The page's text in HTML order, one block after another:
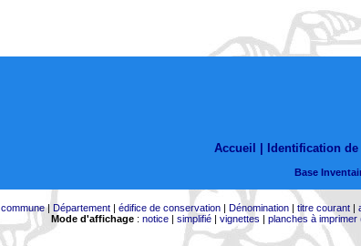
Accueil | Identification
Base
commune| Département| édifice de conservation| Dénomination| titre courant|
Mode d'affichage: notice| simplifié| vignettes | planches à imprimer